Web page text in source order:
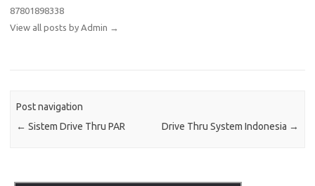
87801898338
View all posts by Admin →
Post navigation
← Sistem Drive Thru PAR Drive Thru System Indonesia →